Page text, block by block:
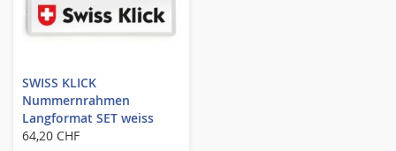
SWISS KLICK
Nummernrahmen
Langformat SET weiss
64,20 CHF